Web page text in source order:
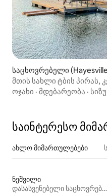
საცხოვრებელი
მთის სახლი ტბის პირას,
ოჯახი · მდებარეობა ·
საინტერესო
ახლო მიმართულებები
ნეშვილი
დასასვენებელი საცხოვრებლები